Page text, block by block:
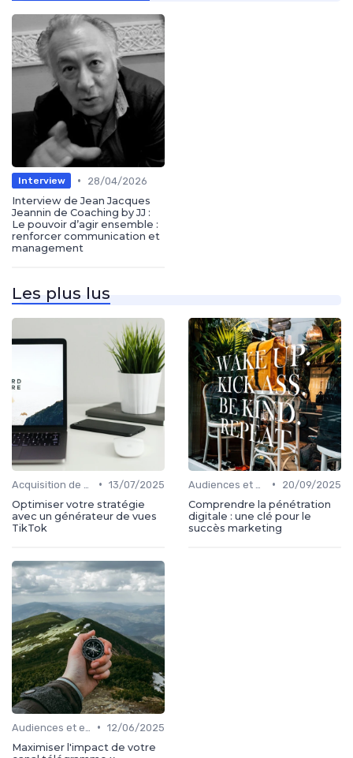
Interview •
28/04/2026
Interview de Jean Jacques
Jeannin de Coaching by JJ :
Le pouvoir d’agir ensemble :
renforcer communication et
management
Les plus lus
• 13/07/2025
Optimiser votre stratégie
avec un générateur de vues
TikTok
•
20/09/2025
Comprendre la pénétration
digitale : une clé pour le
succès marketing
• 12/06/2025
Maximiser l'impact de votre